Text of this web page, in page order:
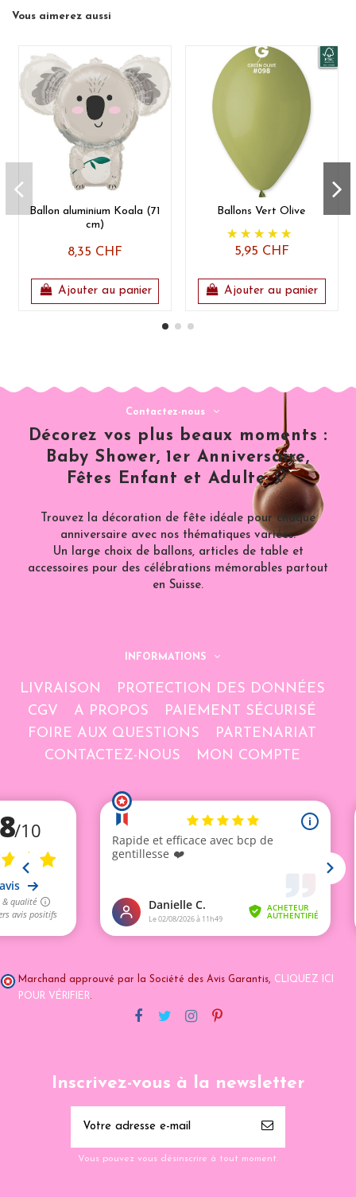
Vous aimerez aussi
Ballon aluminium Koala (71
cm)
8,35 CHF
Ajouter au panier
Ballons Vert Olive
5,95 CHF
Ajouter au panier
Contactez-nous
Décorez vos plus beaux moments :
Baby Shower, 1er Anniversaire,
Fêtes Enfant et Adulte 🎈
Trouvez la décoration de fête idéale pour chaque
anniversaire avec nos thématiques variées.
Un large choix de ballons, articles de table et
accessoires pour des célébrations mémorables partout
en Suisse.
INFORMATIONS
LIVRAISON
PROTECTION DES DONNÉES
CGV
A PROPOS
PAIEMENT SÉCURISÉ
FOIRE AUX QUESTIONS
PARTENARIAT
CONTACTEZ-NOUS
MON COMPTE
Marchand approuvé par la Société des Avis Garantis, CLIQUEZ ICI
POUR VÉRIFIER.
Inscrivez-vous à la newsletter
Vous pouvez vous désinscrire à tout moment.